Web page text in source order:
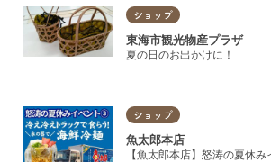
洋食・イタリアン・フレンチ
居酒屋・スナック・バー
喫茶・スイーツ・パン
ショップ
東海市観光物産プラザ
夏の日のお出かけに！
ショップ
魚太郎本店
【魚太郎本店】怒涛の夏休